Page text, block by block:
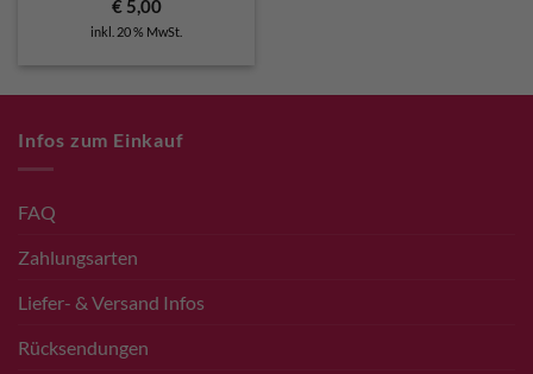
€5,00
inkl. 20 % MwSt.
Infos zum Einkauf
FAQ
Zahlungsarten
Liefer- & Versand Infos
Rücksendungen